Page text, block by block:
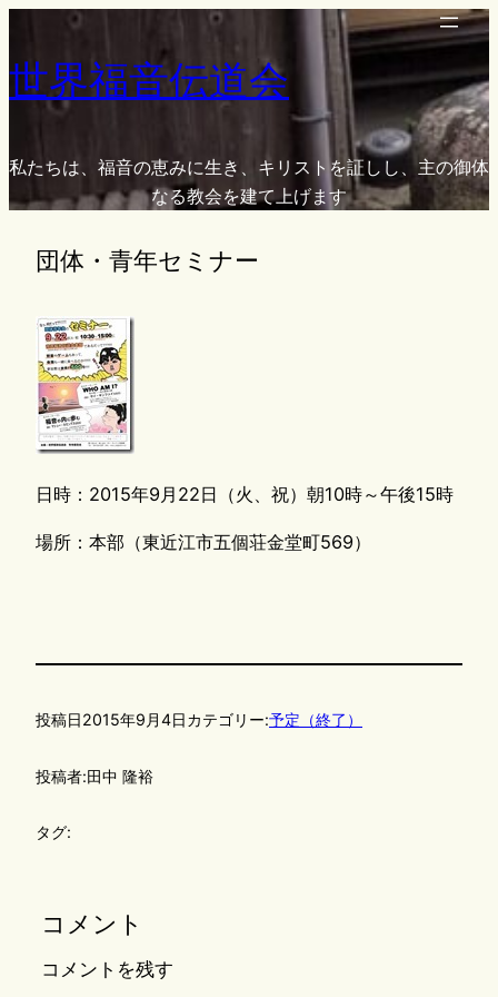
を
ッ
世界福音伝道会
私たちは、福音の恵みに生き、キリストを証しし、主の御体
なる教会を建て上げます
団体・青年セミナー
日時：2015年9月22日（火、祝）朝10時～午後15時
場所：本部（東近江市五個荘金堂町569）
投稿日2015年9月4日カテゴリー:予定（終了）
投稿者:田中 隆裕
タグ:
コメント
コメントを残す